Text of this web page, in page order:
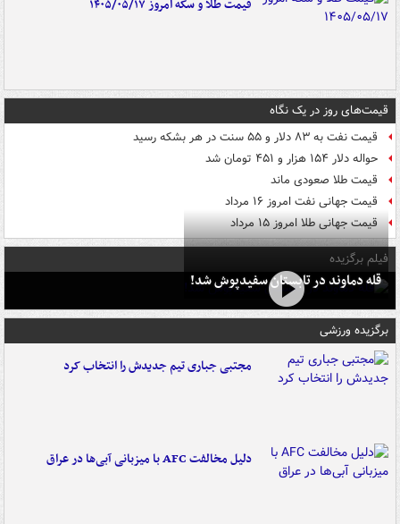
قیمت طلا و سکه امروز ۱۴۰۵/۰۵/۱۷
قیمت‌های روز در یک نگاه
قیمت نفت به ۸۳ دلار و ۵۵ سنت در هر بشکه رسید
حواله دلار ۱۵۴ هزار و ۴۵۱ تومان شد
قیمت طلا صعودی ماند
قیمت جهانی نفت امروز ۱۶ مرداد
قیمت جهانی طلا امروز ۱۵ مرداد
فیلم برگزیده
قله دماوند در تابستان سفیدپوش شد!
برگزیده ورزشی
مجتبی جباری تیم جدیدش را انتخاب کرد
دلیل مخالفت AFC با میزبانی آبی‌ها در عراق